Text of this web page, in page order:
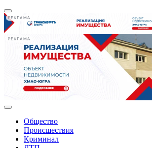
РЕКЛАМА
РЕКЛАМА
Общество
Происшествия
Криминал